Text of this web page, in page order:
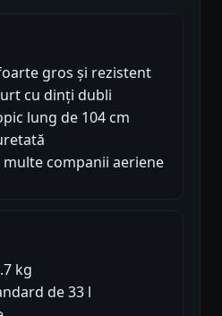
gros și rezistent
cu dinți dubli
lung de 104 cm
companii aeriene
kg
de 33 l